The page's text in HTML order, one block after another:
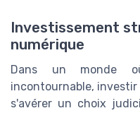
Investissement
numérique
Dans un monde
incontournable,
s'avérer un choix